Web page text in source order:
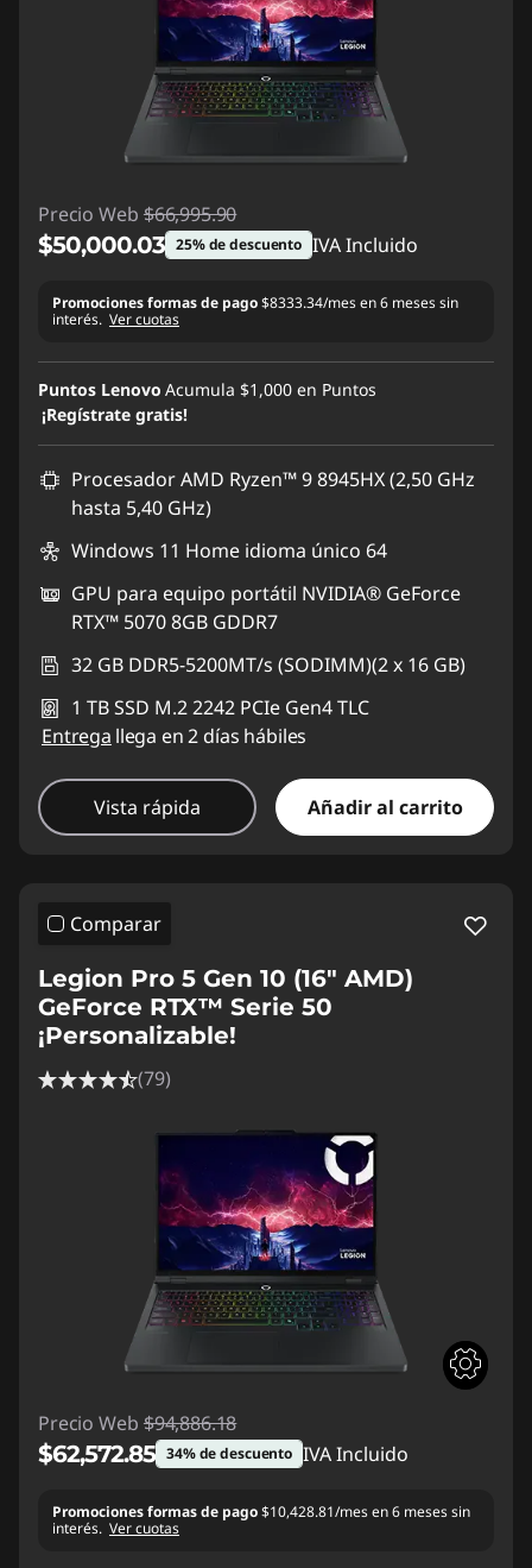
Precio Web $66,995.90
$50,000.03 25% de descuento IVA Incluido
Ahorros instantáneos :
Promociones formas de pago$8333.34/mes en 6 meses sin
interés. Ver cuotas
Puntos Lenovo Acumula $1,000 en Puntos
¡Regístrate gratis!
Procesador AMD Ryzen™ 9 8945HX (2,50 GHz
hasta 5,40 GHz)
Windows 11 Home idioma único 64
GPU para equipo portátil NVIDIA® GeForce
RTX™ 5070 8GB GDDR7
32 GB DDR5-5200MT/s (SODIMM)(2 x 16 GB)
1 TB SSD M.2 2242 PCIe Gen4 TLC
Entrega llega en 2 días hábiles
Vista rápida Añadir al carrito
Comparar
Legion Pro 5 Gen 10 (16" AMD)
GeForce RTX™ Serie 50
¡Personalizable!
(79)
Precio Web $94,886.18
$62,572.85 34% de descuento IVA Incluido
Ahorros instantáneos :
Promociones formas de pago$10,428.81/mes en 6 meses sin
interés. Ver cuotas